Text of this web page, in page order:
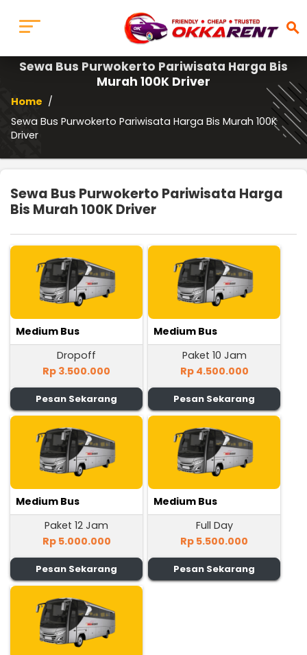
search
Sewa Bus Purwokerto Pariwisata Harga Bis
Murah 100K Driver
Home /
Sewa Bus Purwokerto Pariwisata Harga Bis Murah 100K
Driver
Sewa Bus Purwokerto Pariwisata Harga
Bis Murah 100K Driver
Medium Bus
Dropoff
Rp 3.500.000
Pesan Sekarang
Medium Bus
Paket 10 Jam
Rp 4.500.000
Pesan Sekarang
Medium Bus
Paket 12 Jam
Rp 5.000.000
Pesan Sekarang
Medium Bus
Full Day
Rp 5.500.000
Pesan Sekarang